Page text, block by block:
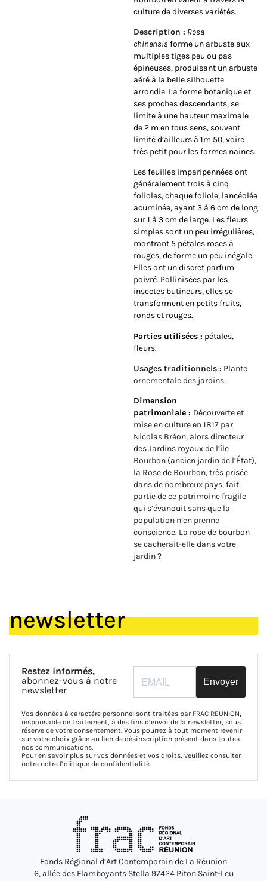
culture de diverses variétés.
Description : Rosa
chinensis forme un arbuste aux
multiples tiges peu ou pas
épineuses, produisant un arbuste
aéré à la belle silhouette
arrondie. La forme botanique et
ses proches descendants, se
limite à une hauteur maximale
de 2 m en tous sens, souvent
limité d’ailleurs à 1m 50, voire
très petit pour les formes naines.
Lesfeuilles imparipennées ont
généralement trois à cinq
folioles, chaque foliole, lancéolée
acuminée, ayant 3 à 6 cm de long
sur 1 à 3 cm de large. Les fleurs
simples sont un peu irrégulières,
montrant 5 pétales roses à
rouges, de forme un peu inégale.
Elles ont un discret parfum
poivré. Pollinisées par les
insectes butineurs, elles se
transforment en petits fruits,
ronds et rouges.
Parties utilisées : pétales,
fleurs.
Usages traditionnels : Plante
ornementale des jardins.
Dimension
patrimoniale : Découverte et
mise en culture en 1817 par
Nicolas Bréon, alors directeur
des Jardins royaux de l’île
Bourbon (ancien jardin de l’État),
la Rose de Bourbon, très prisée
dans de nombreux pays, fait
partie de ce patrimoine fragile
qui s’évanouit sans que la
population n’en prenne
conscience. La rose de bourbon
se cacherait-elle dans votre
jardin ?
newsletter
Restez informés,
abonnez-vous à notre
newsletter
Envoyer
Vos données à caractère personnel sont traitées par FRAC REUNION,
responsable de traitement, à des fins d’envoi de la newsletter, sous
réserve de votre consentement. Vous pourrez à tout moment revenir
sur votre choix grâce au lien de désinscription présent dans toutes
nos communications.
Pour en savoir plus sur vos données et vos droits, veuillez consulter
notre notre Politique de confidentialité
Fonds Régional d’Art Contemporain de La Réunion
6, allée des Flamboyants Stella 97424 Piton Saint-Leu